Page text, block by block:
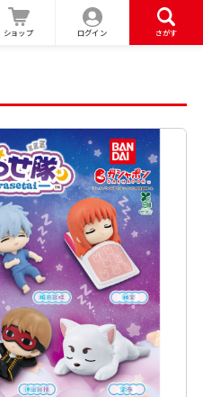
ショップ ログイン さがす